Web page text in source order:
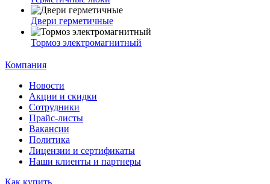
Двери герметичные
Тормоз электромагнитный
Компания
Новости
Акции и скидки
Сотрудники
Прайс-листы
Вакансии
Политика
Лицензии и сертификаты
Наши клиенты и партнеры
Как купить